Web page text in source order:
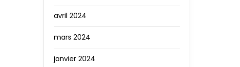
avril 2024
mars 2024
janvier 2024